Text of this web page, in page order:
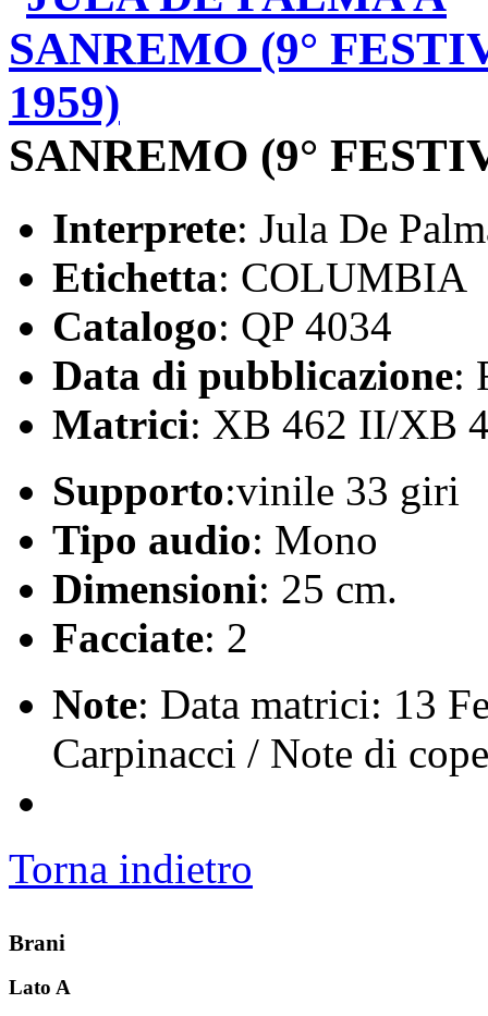
SANREMO (9°
Interprete: Jula De
Etichetta: COLUMBIA
Catalogo: QP 4034
Data di pubblicazione:
Matrici: XB 462 II/XB
Supporto:vinile 33 giri
Tipo audio: Mono
Dimensioni: 25 cm.
Facciate: 2
Note: Data matrici: 13
Carpinacci / Note di
Torna indietro
Brani
Lato A